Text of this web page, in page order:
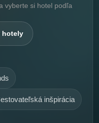
vyberte si hotel podľa
hotely
inšpirácia